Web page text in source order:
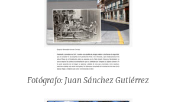
Fotógrafo: Juan Sánchez Gutiérrez